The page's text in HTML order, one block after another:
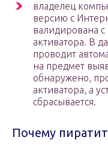
владелец
версию с
валидирована
активатора. В
проводит
на предмет
обнаружено,
активатора, а
сбрасывается.
Почему